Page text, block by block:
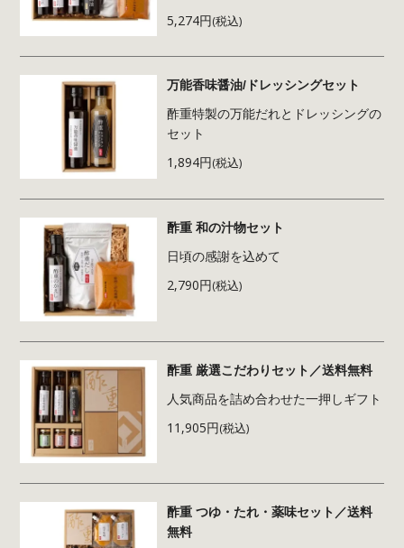
5,274円(税込)
万能香味醤油/ドレッシングセット
酢重特製の万能だれとドレッシングの
セット
1,894円(税込)
酢重 和の汁物セット
日頃の感謝を込めて
2,790円(税込)
酢重 厳選こだわりセット／送料無料
人気商品を詰め合わせた一押しギフト
11,905円(税込)
酢重 つゆ・たれ・薬味セット／送料
無料